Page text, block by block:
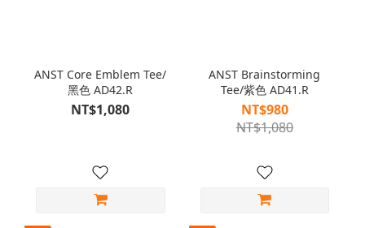
ANST Core Emblem Tee/
黑色 AD42.R
NT$1,080
ANST Brainstorming
Tee/紫色 AD41.R
NT$980
NT$1,080